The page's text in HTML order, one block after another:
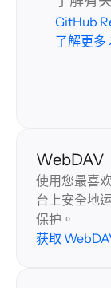
GitHub
了解更多
WebDAV
使用您最喜
台上安全地
保护。
获取